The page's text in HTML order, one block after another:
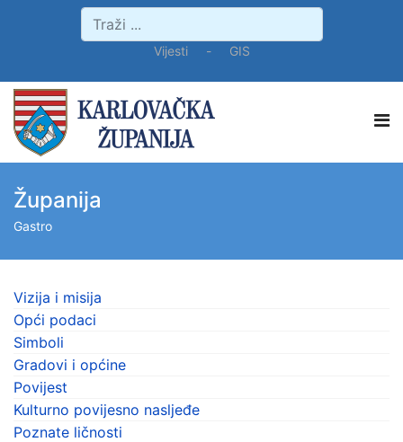
Vijesti- GIS
Županija
Gastro
Vizija i misija
Opći podaci
Simboli
Gradovi i općine
Povijest
Kulturno povijesno nasljeđe
Poznate ličnosti